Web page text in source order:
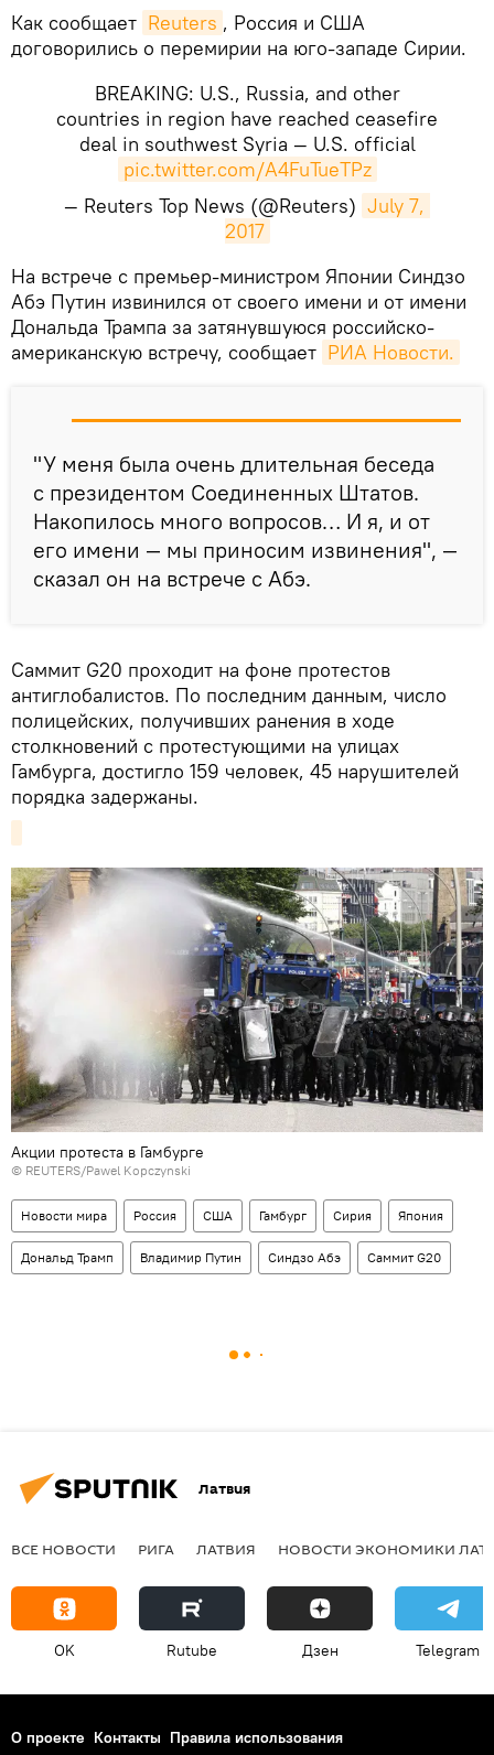
Как сообщает Reuters , Россия и США
договорились о перемирии на юго-западе Сирии.
BREAKING: U.S., Russia, and other
countries in region have reached ceasefire
deal in southwest Syria — U.S. official
pic.twitter.com/A4FuTueTPz
— Reuters Top News (@Reuters) July 7,
2017
​На встрече с премьер-министром Японии Синдзо
Абэ Путин извинился от своего имени и от имени
Дональда Трампа за затянувшуюся российско-
американскую встречу, сообщает РИА Новости.
"У меня была очень длительная беседа
с президентом Соединенных Штатов.
Накопилось много вопросов… И я, и от
его имени — мы приносим извинения", —
сказал он на встрече с Абэ.
Саммит G20 проходит на фоне протестов
антиглобалистов. По последним данным, число
полицейских, получивших ранения в ходе
столкновений с протестующими на улицах
Гамбурга, достигло 159 человек, 45 нарушителей
порядка задержаны.
Акции протеста в Гамбурге
© REUTERS/Pawel Kopczynski
Новости мира Россия США Гамбург Сирия Япония
Дональд Трамп Владимир Путин Синдзо Абэ Саммит G20
Латвия
ВСЕ НОВОСТИ РИГА ЛАТВИЯ НОВОСТИ ЭКОНОМИКИ
OK Rutube Дзен Telegram
О проекте Контакты Правила использования